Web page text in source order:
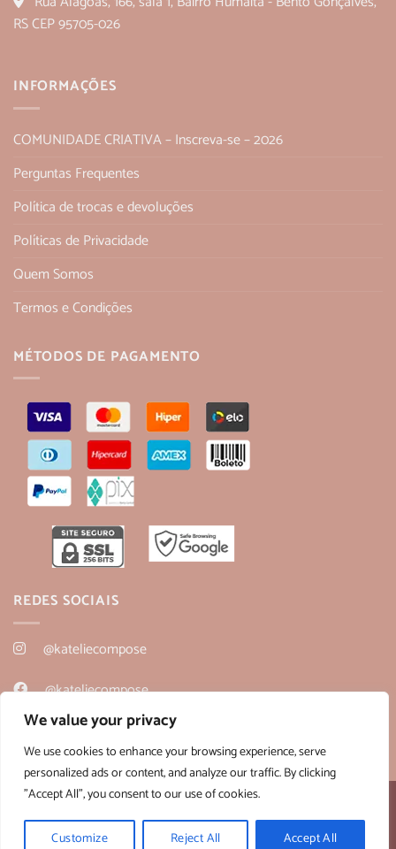
We value your privacy
We use cookies to enhance your browsing experience, serve
personalized ads or content, and analyze our traffic. By clicking
"Accept All", you consent to our use of cookies.
Customize Reject All Accept All
RS CEP 95705-026
INFORMAÇÕES
COMUNIDADE CRIATIVA – Inscreva-se – 2026
Perguntas Frequentes
Política de trocas e devoluções
Políticas de Privacidade
Quem Somos
Termos e Condições
MÉTODOS DE PAGAMENTO
REDES SOCIAIS
@kateliecompose
@kateliecompose
@kateliecompose
Copyright 2026 ©
Kateliê Composê- CNPJ 36.430.458/0001-28